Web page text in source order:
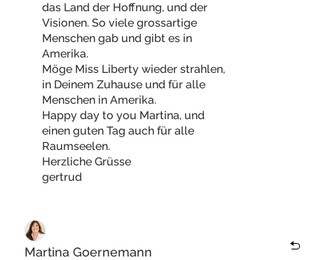
das Land der Hoffnung, und der
Visionen. So viele grossartige
Menschen gab und gibt es in
Amerika.
Möge Miss Liberty wieder strahlen,
in Deinem Zuhause und für alle
Menschen in Amerika.
Happy day to you Martina, und
einen guten Tag auch für alle
Raumseelen.
Herzliche Grüsse
gertrud
Martina Goernemann